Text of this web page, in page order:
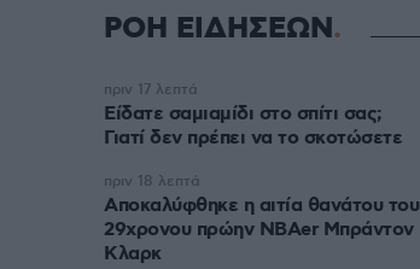
ΡΟΗ ΕΙΔΗΣΕΩΝ
Είδατε σαμιαμίδι στο σπίτι σας;
Γιατί δεν πρέπει να το σκοτώσετε
πριν 17 λεπτά
Αποκαλύφθηκε η αιτία θανάτου του
29χρονου πρώην NBAer Μπράντον
Κλαρκ
πριν 18 λεπτά